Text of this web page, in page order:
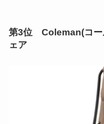
第3位 Coleman(コー
ェア